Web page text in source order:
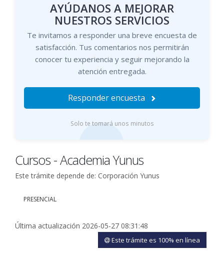
AYÚDANOS A MEJORAR
NUESTROS SERVICIOS
Te invitamos a responder una breve encuesta de
satisfacción. Tus comentarios nos permitirán
conocer tu experiencia y seguir mejorando la
atención entregada.
Responder encuesta
Solo te tomará unos minutos
Cursos - Academia Yunus
Este trámite depende de: Corporación Yunus
PRESENCIAL
Última actualización 2026-05-27 08:31:48
Este trámite es 100% en línea